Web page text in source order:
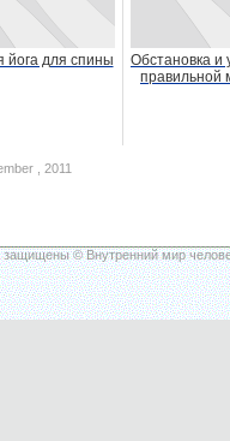
йога для спины
Обстановка и
правильной
, 2011
защищены © Внутренний мир